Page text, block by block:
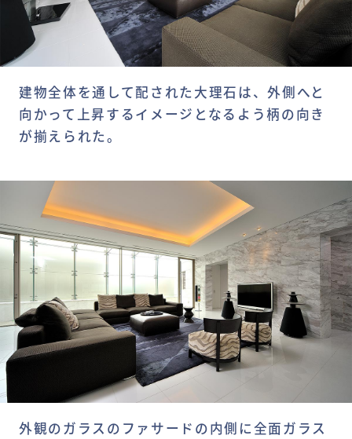
建物全体を通して配された大理石は、外側へと
向かって上昇するイメージとなるよう柄の向き
が揃えられた。
外観のガラスのファサードの内側に全面ガラス